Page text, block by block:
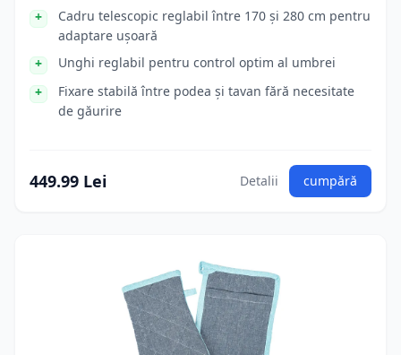
Cadru telescopic reglabil între 170 și 280 cm pentru
adaptare ușoară
Unghi reglabil pentru control optim al umbrei
Fixare stabilă între podea și tavan fără necesitate
de găurire
449.99 Lei Detalii cumpără